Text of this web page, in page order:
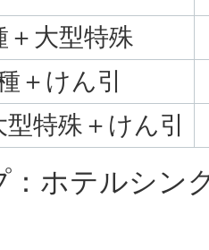
＋大型特殊
＋けん引
特殊＋けん引
：ホテルシン